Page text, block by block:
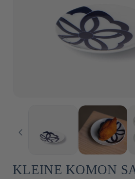
KLEINE KOMON